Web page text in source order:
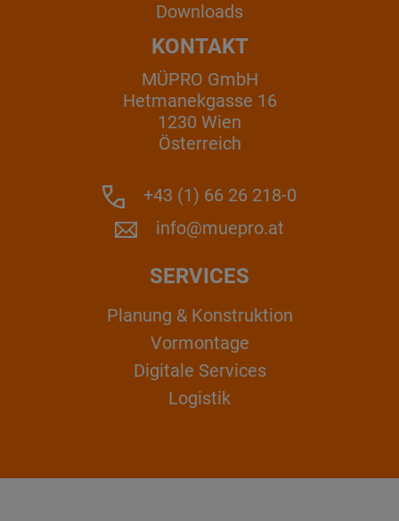
Downloads
KONTAKT
MÜPRO GmbH
Hetmanekgasse 16
1230 Wien
Österreich
+43 (1) 66 26 218-0
info@muepro.at
SERVICES
Planung & Konstruktion
Vormontage
Digitale Services
Logistik